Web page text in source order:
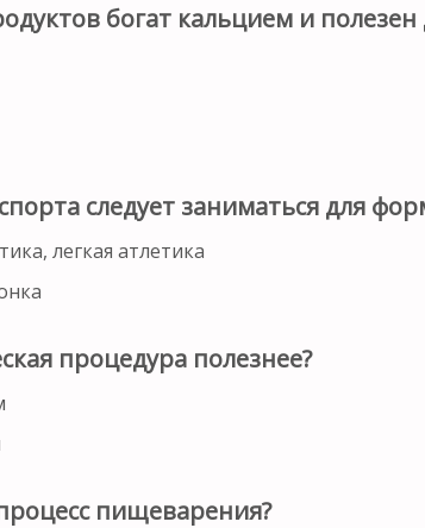
богат кальцием и
следует заниматься для
легкая атлетика
процедура полезнее?
пищеварения?